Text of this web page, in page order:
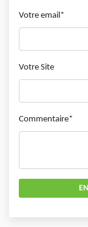
Votre email*
Votre Site
Commentaire*